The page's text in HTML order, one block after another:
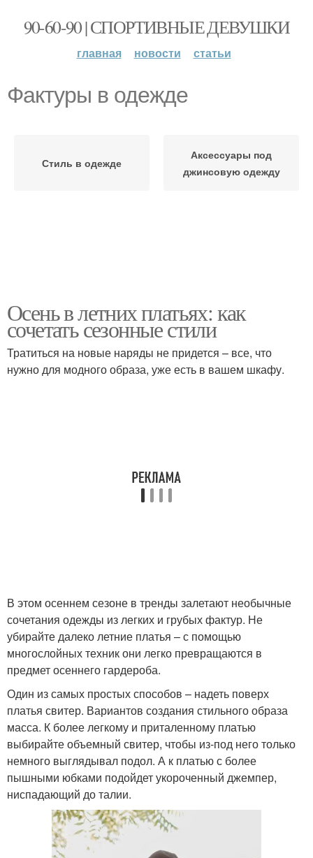
90-60-90 | СПОРТИВНЫЕ ДЕВУШКИ
главная новости статьи
Фактуры в одежде
Стиль в одежде
Аксессуары под
джинсовую одежду
Осень в летних платьях: как
сочетать сезонные стили
Тратиться на новые наряды не придется – все, что
нужно для модного образа, уже есть в вашем шкафу.
В этом осеннем сезоне в тренды залетают необычные
сочетания одежды из легких и грубых фактур. Не
убирайте далеко летние платья – с помощью
многослойных техник они легко превращаются в
предмет осеннего гардероба.
Один из самых простых способов – надеть поверх
платья свитер. Вариантов создания стильного образа
масса. К более легкому и приталенному платью
выбирайте объемный свитер, чтобы из-под него только
немного выглядывал подол. А к платью с более
пышными юбками подойдет укороченный джемпер,
ниспадающий до талии.